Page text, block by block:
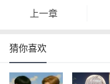
上一章
猜你喜欢